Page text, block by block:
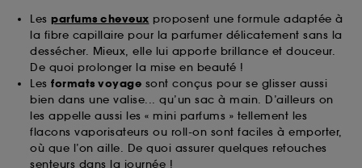
Les parfums cheveux proposent une formule adaptée à
la fibre capillaire pour la parfumer délicatement sans la
dessécher. Mieux, elle lui apporte brillance et douceur.
De quoi prolonger la mise en beauté !
Les formats voyage sont conçus pour se glisser aussi
bien dans une valise... qu’un sac à main. D’ailleurs on
les appelle aussi les « mini parfums » tellement les
flacons vaporisateurs ou roll-on sont faciles à emporter,
où que l’on aille. De quoi assurer quelques retouches
senteurs dans la journée !